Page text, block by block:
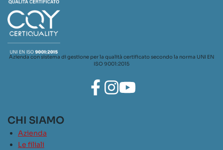
Azienda con sistema di gestione per la qualità certificato secondo la norma UNI EN
ISO 9001:2015
CHI SIAMO
Azienda
Le filiali